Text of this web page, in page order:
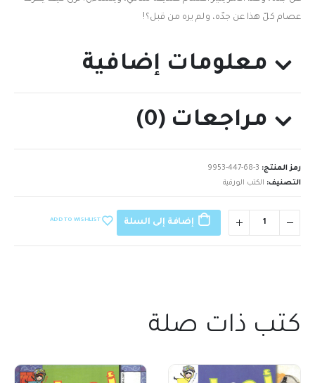
عصام كلّ هذا عن جدّه، ولم‮ ‬يره من قبل؟‮!‬
معلومات إضافية
مراجعات (0)
رمز المنتج: 9953-447-68-3
التصنيف: الكتب الورقية
إضافة إلى السلة ADD TO WISHLIST
كتب ذات صلة